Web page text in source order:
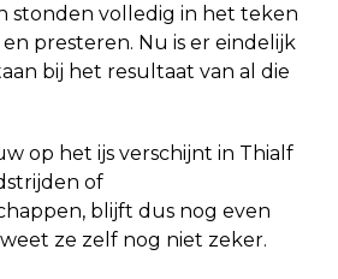
stonden volledig in het teken
presteren. Nu is er eindelijk
bij het resultaat van al die
op het ijs verschijnt in Thialf
of
blijft dus nog even
ze zelf nog niet zeker.